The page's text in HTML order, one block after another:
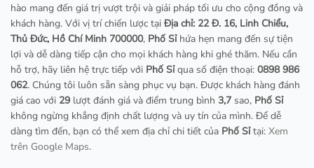
hào mang đến giá trị vượt trội và giải pháp tối ưu cho cộng đồng và
khách hàng. Với vị trí chiến lược tại Địa chỉ: 22 Đ. 16, Linh Chiểu,
Thủ Đức, Hồ Chí Minh 700000, Phố Sỉhứa hẹn mang đến sự tiện
lợi và dễ dàng tiếp cận cho mọi khách hàng khi ghé thăm. Nếu cần
hỗ trợ, hãy liên hệ trực tiếp với Phố Sỉqua số điện thoại: 0898 986
062. Chúng tôi luôn sẵn sàng phục vụ bạn. Được khách hàng đánh
giá cao với 29 lượt đánh giá và điểm trung bình 3,7 sao, Phố Sỉ
không ngừng khẳng định chất lượng và uy tín của mình. Để dễ
dàng tìm đến, bạn có thể xem địa chỉ chi tiết của Phố Sỉtại: Xem
trên Google Maps.